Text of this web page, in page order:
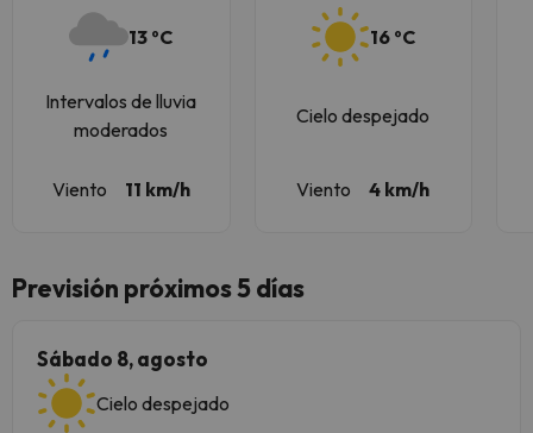
13 ºC
Intervalos de lluvia
moderados
Viento 11 km/h
16 ºC
Cielo despejado
Viento 4 km/h
Previsión próximos 5 días
Sábado 8, agosto
Cielo despejado